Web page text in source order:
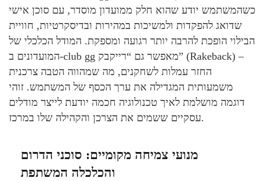
כשהמשתמש יודע שהוא חלק ממועדון מוסדר, עם סוכן אישי
שדואג להפקדות ולמשיכות במהירות ובדיסקרטיות, חוויית
הבילוי הופכת להרבה יותר רגועה ומספקת. המודל הכלכלי של
המועדונים ב-club gg מאפשר גם “רייקבק” (Rakeback) –
החזר עמלות לשחקנים, מה שמהווה הטבה צרכנית
משמעותית המגדילה את ערך הכסף של המשתמש. זוהי
דוגמה מושלמת לאיך טכנולוגיה חכמה יודעת לייצר מודלים
עסקיים ששמים את הצרכן והקהילה שלו במרכז.
מנועי צמיחה מקומיים: סוכני הדרום
והכלכלה המשתפת